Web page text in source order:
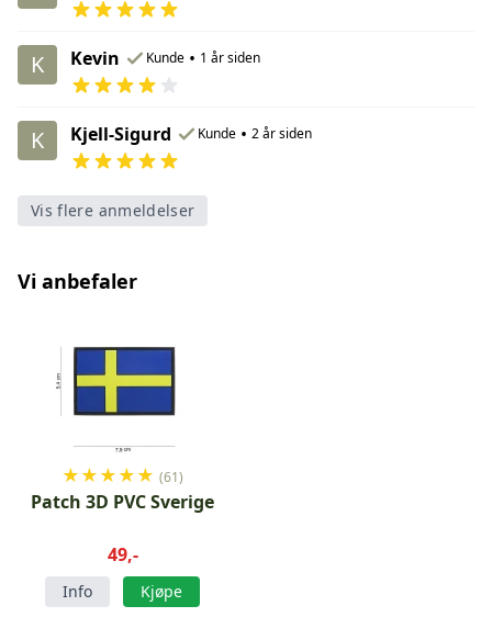
K Kevin Kunde • 1 år siden
K Kjell-Sigurd Kunde • 2 år siden
Vis flere anmeldelser
Vi anbefaler
★★★★★ (61)
Patch 3D PVC Sverige
49,-
Info Kjøpe